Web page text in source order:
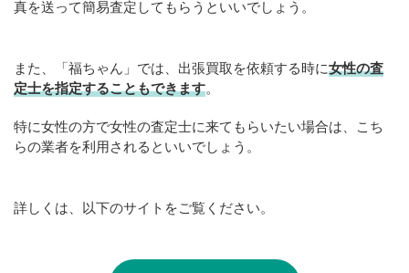
真を送って簡易査定してもらうといいでしょう。
また、「福ちゃん」では、出張買取を依頼する時に女性の査
定士を指定することもできます。
特に女性の方で女性の査定士に来てもらいたい場合は、こち
らの業者を利用されるといいでしょう。
詳しくは、以下のサイトをご覧ください。